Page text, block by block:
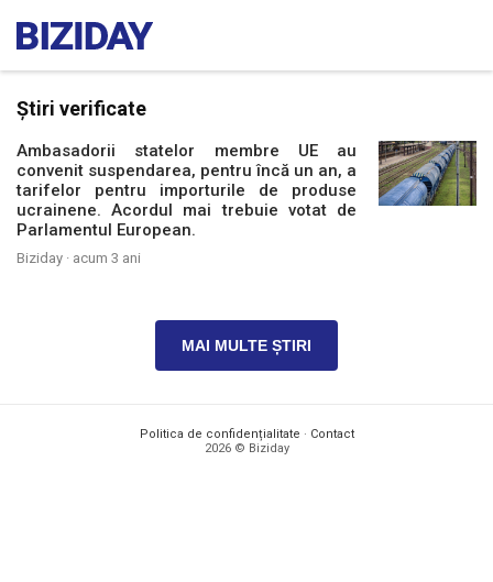
Știri verificate
Ambasadorii statelor membre UE au
convenit suspendarea, pentru încă un an, a
tarifelor pentru importurile de produse
ucrainene. Acordul mai trebuie votat de
Parlamentul European.
Biziday · acum 3 ani
MAI MULTE ȘTIRI
Politica de confidențialitate · Contact
2026 © Biziday